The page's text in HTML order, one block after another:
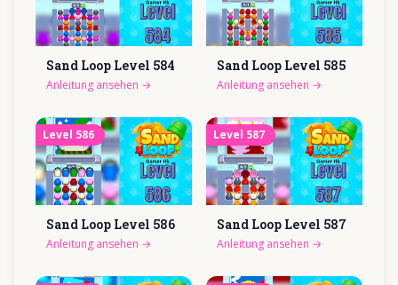
Sand Loop Level 584
Anleitung ansehen →
Sand Loop Level 585
Anleitung ansehen →
Level 586
Sand Loop Level 586
Anleitung ansehen →
Level 587
Sand Loop Level 587
Anleitung ansehen →